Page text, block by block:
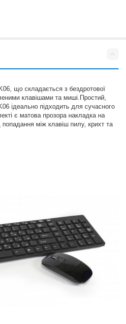
що складається з бездротової
клавішами та миші.Простий,
ідеально підходить для сучасного
є матова прозора накладка на
попадання між клавіш пилу, крихт та